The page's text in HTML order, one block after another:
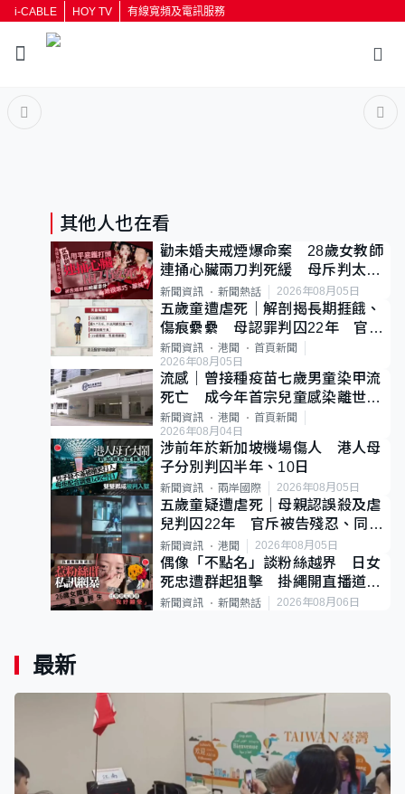
i-CABLE HOY TV 有線寬頻及電訊服務
其他人也在看
勸未婚夫戒煙爆命案 28歲女教師
連捅心臟兩刀判死緩 母斥判太重
已上訴
新聞資訊 新聞熱話 2026年08月05日
五歲童遭虐死｜解剖揭長期捱餓、
傷痕纍纍 母認罪判囚22年 官斥
冷血：同類案最惡劣
新聞資訊 港聞
首頁新聞
2026年08月05日
流感｜曾接種疫苗七歲男童染甲流
死亡 成今年首宗兒童感染離世個
案
新聞資訊 港聞
首頁新聞
2026年08月04日
涉前年於新加坡機場傷人 港人母
子分別判囚半年、10日
新聞資訊 兩岸國際 2026年08月05日
五歲童疑遭虐死｜母親認誤殺及虐
兒判囚22年 官斥被告殘忍、同類
案最惡劣
新聞資訊 港聞 2026年08月05日
偶像「不點名」談粉絲越界 日女
死忠遭群起狙擊 掛繩開直播道歉
後輕生
新聞資訊 新聞熱話 2026年08月06日
最新